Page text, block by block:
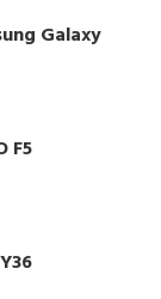
Galaxy
F5